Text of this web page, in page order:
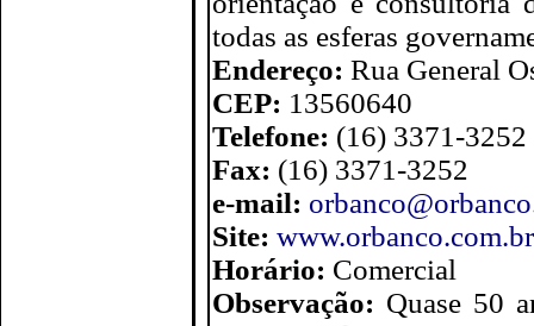
todas as esferas
Endereço: Rua General
CEP: 13560640
Telefone: (16) 3371-
Fax: (16) 3371-3252
e-mail:
Site: www.orbanco.com.br
Horário: Comercial
Observação: Quase 50